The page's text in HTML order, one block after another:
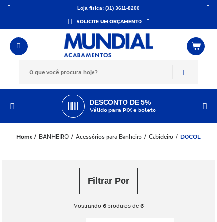
Loja física: (31) 3611-8200
SOLICITE UM ORÇAMENTO
DESCONTO DE 5%
Válido para PIX e boleto
BANHEIRO Acessórios para Banheiro Cabideiro DOCOL
Filtrar Por
Mostrando 6 produtos de 6